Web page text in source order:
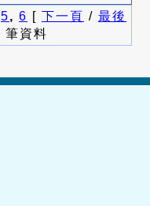
5, 6 [ 下一頁 / 最後
筆資料